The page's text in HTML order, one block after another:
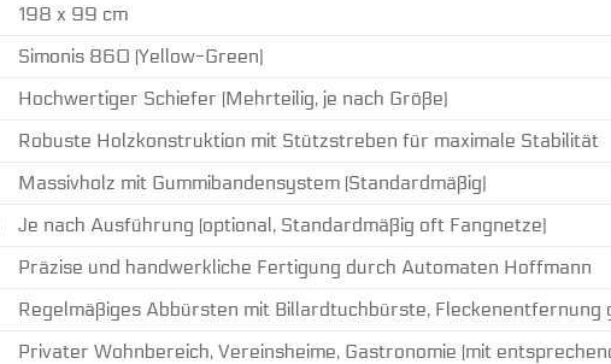
198 x 99 cm
Simonis 860 (Yellow-Green)
Hochwertiger Schiefer (Mehrteilig, je nach Größe)
Robuste Holzkonstruktion mit Stützstreben für maximale Stabilität
Massivholz mit Gummibandensystem (Standardmäßig)
Je nach Ausführung (optional, Standardmäßig oft Fangnetze)
Präzise und handwerkliche Fertigung durch Automaten Hoffmann
Regelmäßiges Abbürsten mit Billardtuchbürste,
Privater Wohnbereich, Vereinsheime, Gastronomie (mit